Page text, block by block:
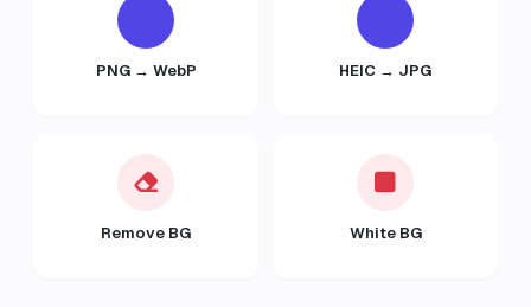
PNG → WebP HEIC → JPG
Remove BG White BG